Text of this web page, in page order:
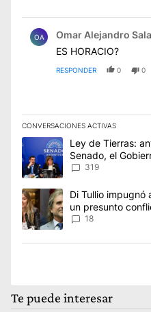
OA Omar Alejandro
ES HORACIO?
RESPONDER 0 0
CONVERSACIONES ACTIVAS
Este listado muestra los
Un artículo de tendencia
Ley de Tierras:
Senado, el
polémico del
319
Un artículo de tendencia
Di Tullio impugnó
un presunto
de la Ley de
18